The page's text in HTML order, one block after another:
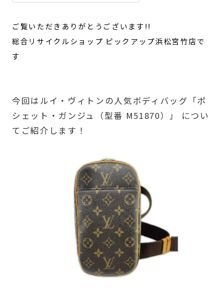
ご覧いただきありがとうございます!!
総合リサイクルショップ ピックアップ浜松宮竹店で
す
今回はルイ・ヴィトンの人気ボディバッグ「ポ
シェット・ガンジュ（型番 M51870）」 につい
てご紹介します！